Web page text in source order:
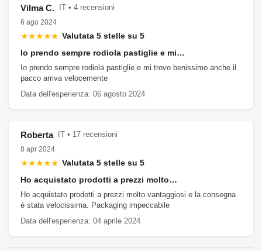
Vilma C.
IT • 4 recensioni
6 ago 2024
★★★★★ Valutata 5 stelle su 5
Io prendo sempre rodiola pastiglie e mi…
Io prendo sempre rodiola pastiglie e mi trovo benissimo anche il
pacco arriva velocemente
Data dell'esperienza: 06 agosto 2024
Roberta
IT • 17 recensioni
8 apr 2024
★★★★★ Valutata 5 stelle su 5
Ho acquistato prodotti a prezzi molto…
Ho acquistato prodotti a prezzi molto vantaggiosi e la consegna
è stata velocissima. Packaging impeccabile
Data dell'esperienza: 04 aprile 2024